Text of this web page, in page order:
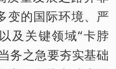
变的国际环境、严
及关键领域“卡脖
务之急要夯实基础